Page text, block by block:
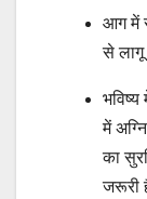
आग में
से लागू
में
का
जरूरी